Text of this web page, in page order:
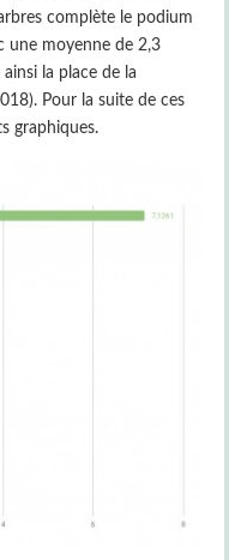
complète le podium
une moyenne de 2,3
la place de la
Pour la suite de ces
graphiques.